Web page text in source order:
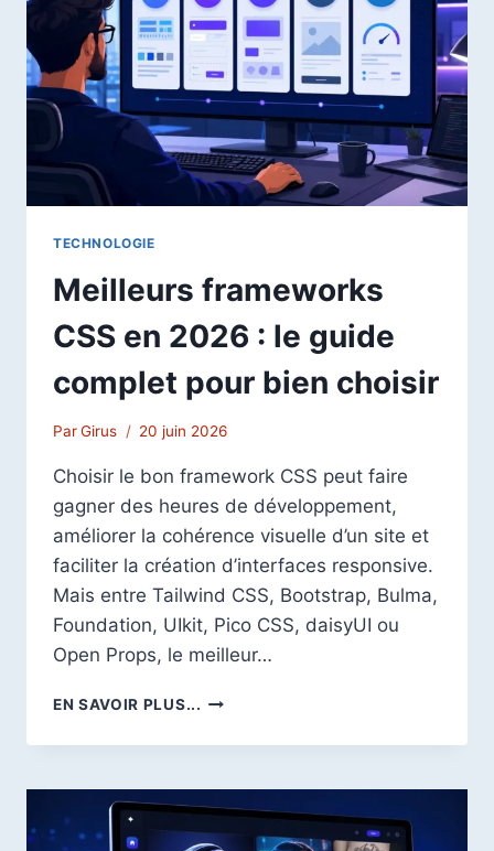
PC,
MAC
WHATSAPP
WEB
TECHNOLOGIE
Meilleurs frameworks
CSS en 2026 : le guide
complet pour bien choisir
ParGirus 20 juin 2026
Choisir le bon framework CSS peut faire
gagner des heures de développement,
améliorer la cohérence visuelle d’un site et
faciliter la création d’interfaces responsive.
Mais entre Tailwind CSS, Bootstrap, Bulma,
Foundation, UIkit, Pico CSS, daisyUI ou
Open Props, le meilleur…
EN SAVOIR PLUS... MEILLEURS
CSS
2026
:
LE